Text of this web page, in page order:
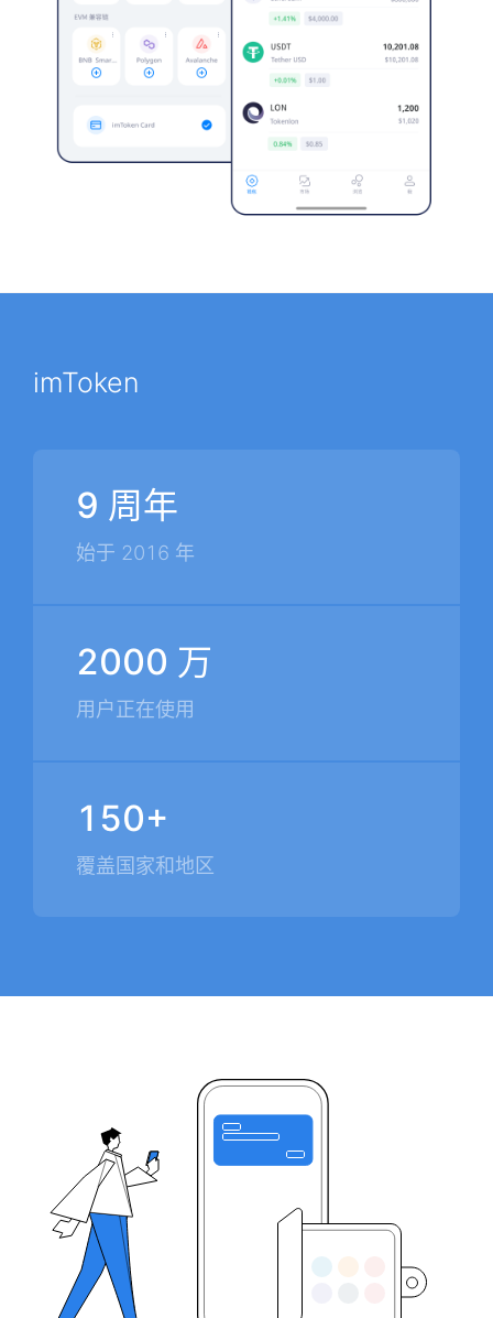
imToken
9 周年
始于 2016 年
2000 万
用户正在使用
150+
覆盖国家和地区